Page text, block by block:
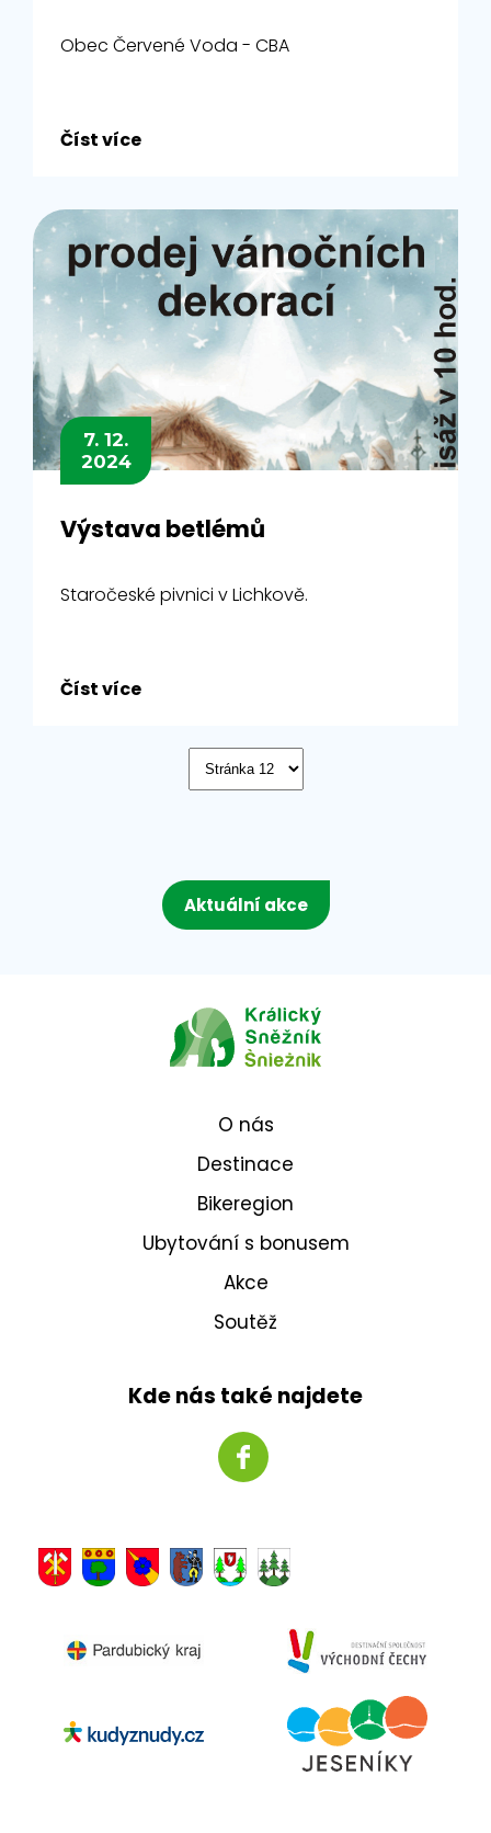
Obec Červené Voda - CBA
Číst více
7. 12.
2024
Výstava betlémů
Staročeské pivnici v Lichkově.
Číst více
Aktuální akce
O nás
Destinace
Bikeregion
Ubytování s bonusem
Akce
Soutěž
Kde nás také najdete